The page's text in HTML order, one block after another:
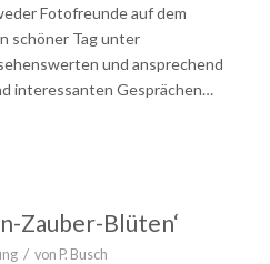
Fotofreunde auf dem
schöner Tag unter
und ansprechend
interessanten Gesprächen…
Zauber-Blüten‘
/ von P. Busch